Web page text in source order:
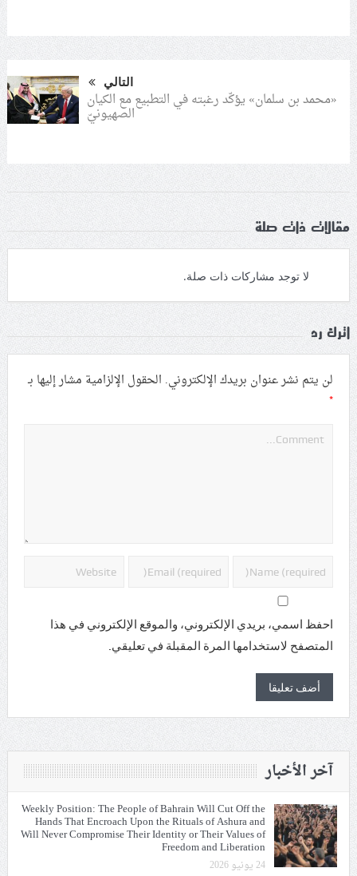
التالي
«محمد بن سلمان» يؤكّد رغبته في التطبيع مع الكيان
الصهيونيّ
مقالات ذات صلة
لا توجد مشاركات ذات صلة.
اترك رد
لن يتم نشر عنوان بريدك الإلكتروني. الحقول الإلزامية مشار إليها بـ
*
احفظ اسمي، بريدي الإلكتروني، والموقع الإلكتروني في هذا
المتصفح لاستخدامها المرة المقبلة في تعليقي.
آخر الأخبار
Weekly Position: The People of Bahrain Will Cut Off the
Hands That Encroach Upon the Rituals of Ashura and
Will Never Compromise Their Identity or Their Values of
Freedom and Liberation
24 يونيو 2026